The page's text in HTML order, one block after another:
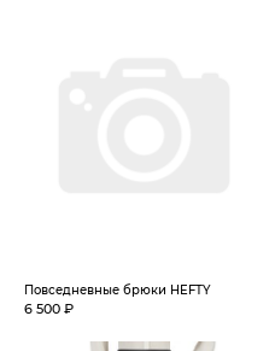
Повседневные брюки HEFTY
6 500 ₽